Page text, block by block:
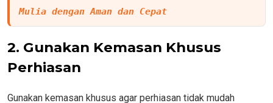
Mulia dengan Aman dan Cepat
2. Gunakan Kemasan Khusus
Perhiasan
Gunakan kemasan khusus agar perhiasan tidak mudah